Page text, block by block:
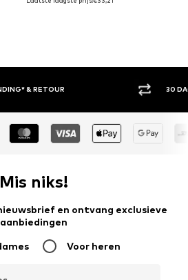
& RETOUR 30
Mis niks!
en ontvang exclusieve
aanbiedingen
Voor heren